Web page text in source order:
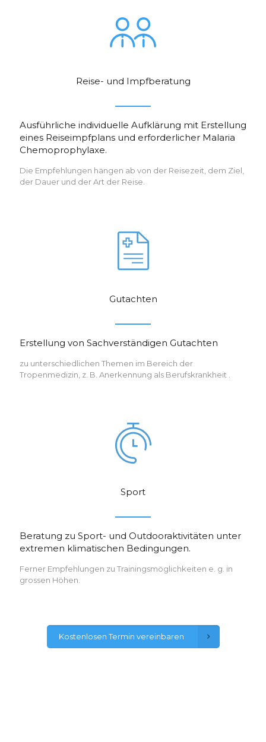
Reise- und Impfberatung
Ausführliche individuelle Aufklärung mit Erstellung
eines Reiseimpfplans und erforderlicher Malaria
Chemoprophylaxe.
Die Empfehlungen hängen ab von der Reisezeit, dem Ziel,
der Dauer und der Art der Reise.
Gutachten
Erstellung von Sachverständigen Gutachten
zu unterschiedlichen Themen im Bereich der
Tropenmedizin, z. B. Anerkennung als Berufskrankheit .
Sport
Beratung zu Sport- und Outdooraktivitäten unter
extremen klimatischen Bedingungen.
Ferner Empfehlungen zu Trainingsmöglichkeiten e. g. in
grossen Höhen.
Kostenlosen Termin vereinbaren